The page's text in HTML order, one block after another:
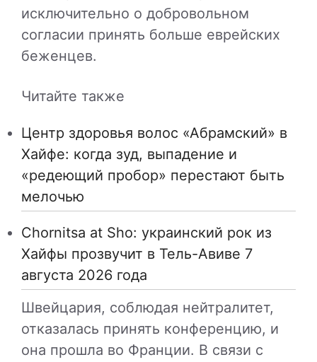
исключительно о добровольном
согласии принять больше еврейских
беженцев.
Читайте также
Центр здоровья волос «Абрaмский» в
Хайфе: когда зуд, выпадение и
«редеющий пробор» перестают быть
мелочью
Chornitsa at Sho: украинский рок из
Хайфы прозвучит в Тель-Авиве 7
августа 2026 года
Швейцария, соблюдая нейтралитет,
отказалась принять конференцию, и
она прошла во Франции. В связи с